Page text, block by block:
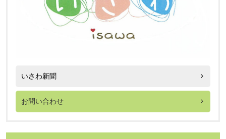
いさわ新聞
お問い合わせ